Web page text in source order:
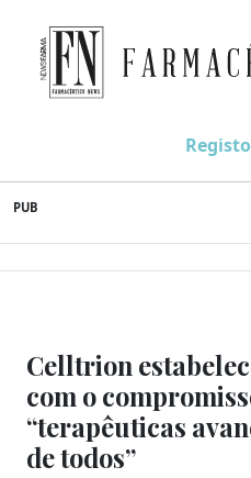
to
content
Farmacêutico News
Registo
PUB
Celltrion
com o
“terapêuticas
de todos”